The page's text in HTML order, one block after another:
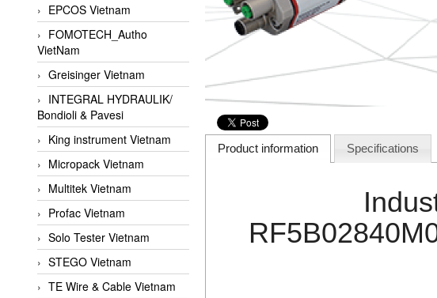
EPCOS Vietnam
FOMOTECH_Autho
VietNam
Greisinger Vietnam
INTEGRAL HYDRAULIK/
Bondioli & Pavesi
King instrument Vietnam
Micropack Vietnam
Multitek Vietnam
Profac Vietnam
Solo Tester Vietnam
STEGO Vietnam
TE Wire & Cable Vietnam
Product information Specifications